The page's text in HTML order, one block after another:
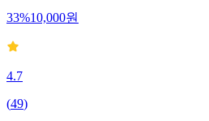
33%10,000원
4.7
(49)